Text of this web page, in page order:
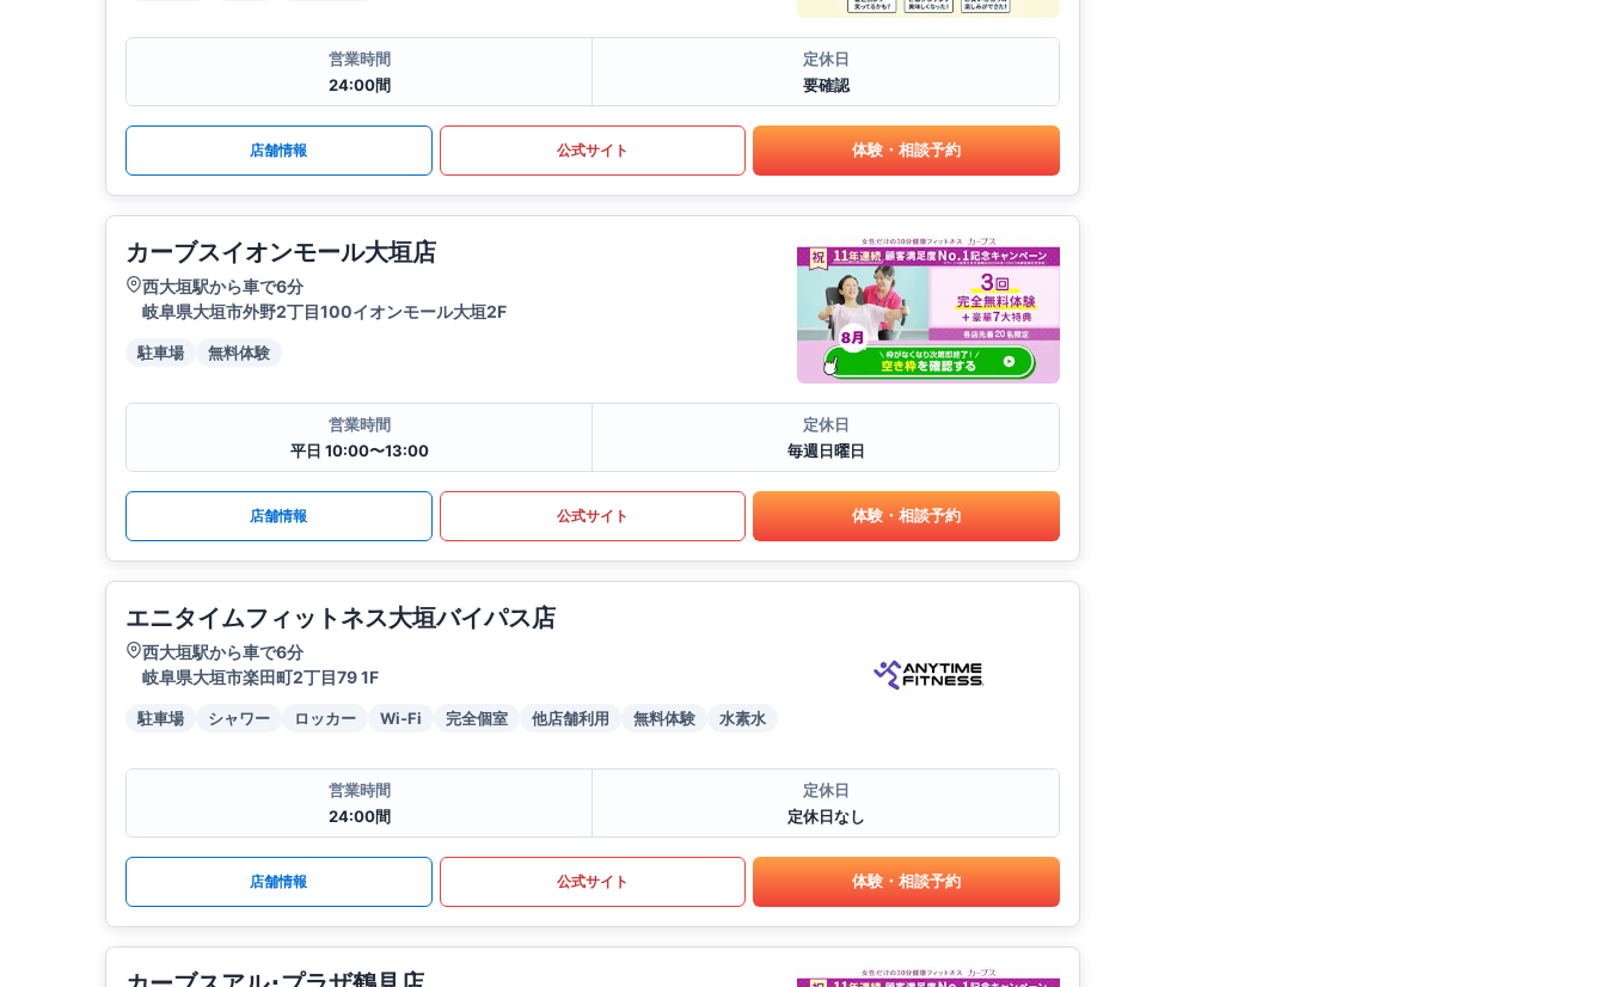
営業時間
24:00間
定休日
要確認
店舗情報 公式サイト 体験・相談予約
カーブスイオンモール大垣店
西大垣駅から車で6分
岐阜県大垣市外野2丁目100イオンモール大垣2F
駐車場 無料体験
営業時間
平日 10:00〜13:00
定休日
毎週日曜日
店舗情報 公式サイト 体験・相談予約
エニタイムフィットネス大垣バイパス店
西大垣駅から車で6分
岐阜県大垣市楽田町2丁目79 1F
駐車場 シャワー ロッカー Wi-Fi 完全個室 他店舗利用 無料体験 水素水
営業時間
24:00間
定休日
定休日なし
店舗情報 公式サイト 体験・相談予約